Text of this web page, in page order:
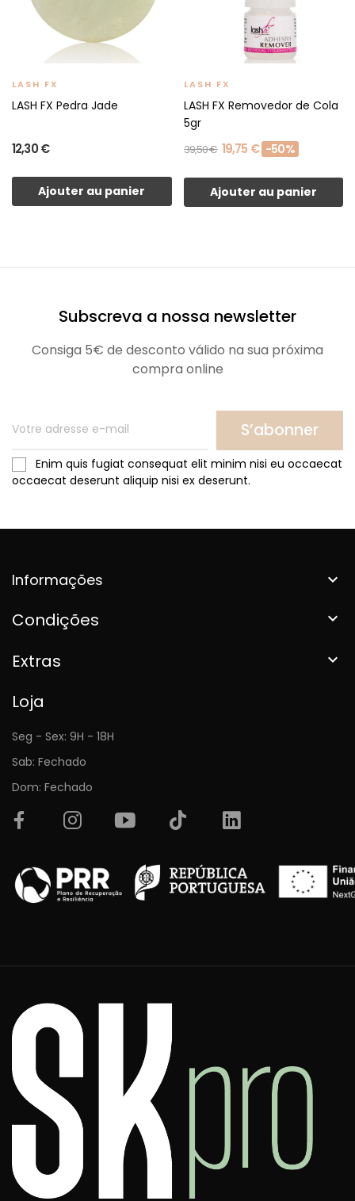
LASH FX
LASH FX Pedra Jade
12,30 €
Ajouter au panier
LASH FX
LASH FX Removedor de Cola
5gr
39,50 € 19,75 € -50%
Ajouter au panier
Subscreva a nossa newsletter
Consiga 5€ de desconto válido na sua próxima
compra online
S’abonner
Enim quis fugiat consequat elit minim nisi eu occaecat
occaecat deserunt aliquip nisi ex deserunt.
Informações 
Condições 
Extras 
Loja
Seg - Sex: 9H - 18H
Sab: Fechado
Dom: Fechado